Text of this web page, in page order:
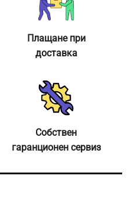
Плащане при
доставка
Собствен
гаранционен сервиз